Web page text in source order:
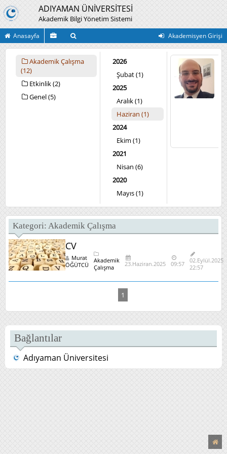
ADIYAMAN ÜNİVERSİTESİ
Akademik Bilgi Yönetim Sistemi
Anasayfa Akademisyen Girişi
Akademik Çalışma
(12)
Etkinlik (2)
Genel (5)
2026
Şubat (1)
2025
Aralık (1)
Haziran (1)
2024
Ekim (1)
2021
Nisan (6)
2020
Mayıs (1)
2013
Temmuz (1)
Kategori: Akademik Çalışma
CV
Murat
ÖĞÜTCÜ
Akademik
Çalışma
23.Haziran.2025 09:57
02.Eylül.2025
22:57
1
Bağlantılar
Adıyaman Üniversitesi